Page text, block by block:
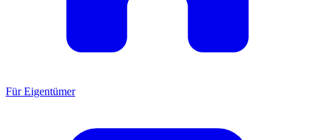
Für Eigentümer